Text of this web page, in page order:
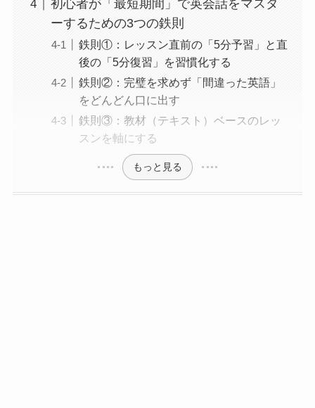
初心者が「最短期間」で英会話をマスタ
ーするための3つの鉄則
鉄則①：レッスン直前の「5分予習」と直
後の「5分復習」を習慣化する
鉄則②：完璧を求めず「間違った英語」
をどんどん口に出す
鉄則③：教材（テキスト）ベースのレッ
スンを軸にする
もっと見る